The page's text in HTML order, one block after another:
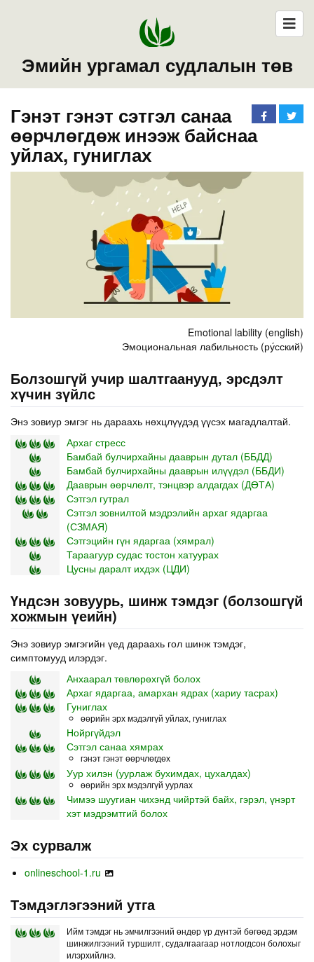
Эмийн ургамал судлалын төв
Гэнэт гэнэт сэтгэл санаа
өөрчлөгдөж инээж байснаа
уйлах, гуниглах
Emotional lability (english)
Эмоциональная лабильность (ру́сский)
Болзошгүй учир шалтгаанууд, эрсдэлт
хүчин зүйлс
Энэ зовиур эмгэг нь дараахь нөхцлүүдэд үүсэх магадлалтай.
Архаг стресс
Бамбай булчирхайны дааврын дутал (ББДД)
Бамбай булчирхайны дааврын илүүдэл (ББДИ)
Дааврын өөрчлөлт, тэнцвэр алдагдах (ДӨТА)
Сэтгэл гутрал
Сэтгэл зовнилтой мэдрэлийн архаг ядаргаа
(СЗМАЯ)
Сэтгэцийн гүн ядаргаа (хямрал)
Тараагуур судас тостон хатуурах
Цусны даралт ихдэх (ЦДИ)
Үндсэн зовуурь, шинж тэмдэг (болзошгүй
хожмын үеийн)
Энэ зовиур эмгэгийн үед дараахь гол шинж тэмдэг,
симптомууд илэрдэг.
Анхаарал төвлөрөхгүй болох
Архаг ядаргаа, амархан ядрах (хариу тасрах)
Гуниглах
өөрийн эрх мэдэлгүй уйлах, гуниглах
Нойргүйдэл
Сэтгэл санаа хямрах
гэнэт гэнэт өөрчлөгдөх
Уур хилэн (уурлаж бухимдах, цухалдах)
өөрийн эрх мэдэлгүй уурлах
Чимээ шуугиан чихэнд чийртэй байх, гэрэл, үнэрт
хэт мэдрэмтгий болох
Эх сурвалж
onlineschool-1.ru
Тэмдэглэгээний утга
Ийм тэмдэг нь эмчилгээний өндөр үр дүнтэй бөгөөд эрдэм
шинжилгээний туршилт, судалгаагаар нотлогдсон болохыг
илэрхийлнэ.